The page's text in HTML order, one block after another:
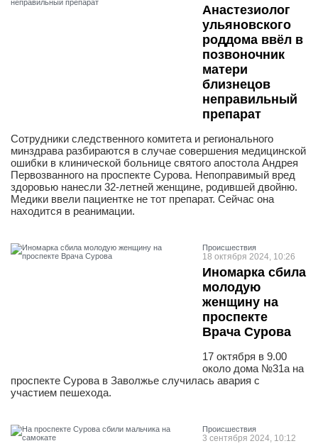
Анастезиолог
ульяновского
роддома ввёл в
позвоночник
матери
близнецов
неправильный
препарат
Сотрудники следственного комитета и регионального
минздрава разбираются в случае совершения медицинской
ошибки в клинической больнице святого апостола Андрея
Первозванного на проспекте Сурова. Непоправимый вред
здоровью нанесли 32-летней женщине, родившей двойню.
Медики ввели пациентке не тот препарат. Сейчас она
находится в реанимации.
Проиcшествия
18 октября 2024, 10:26
Иномарка сбила
молодую
женщину на
проспекте
Врача Сурова
17 октября в 9.00
около дома №31а на
проспекте Сурова в Заволжье случилась авария с
участием пешехода.
Проиcшествия
3 сентября 2024, 10:12